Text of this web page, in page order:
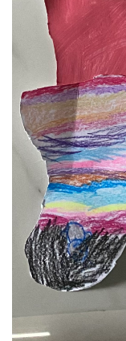
VZDĚLÁVACÍ BLOK
VÝTVARNÉ TECHNIKY
VÝTVARNÉ
VÝTVARNÉ
VÝTVARNÉ
VÝTVARNÉ